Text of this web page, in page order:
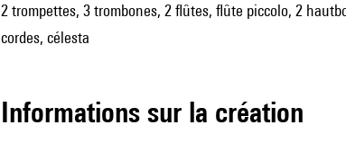
2 trompettes, 3 trombones, 2 flûtes, flûte piccolo, 2
cordes, célesta
informations sur la création